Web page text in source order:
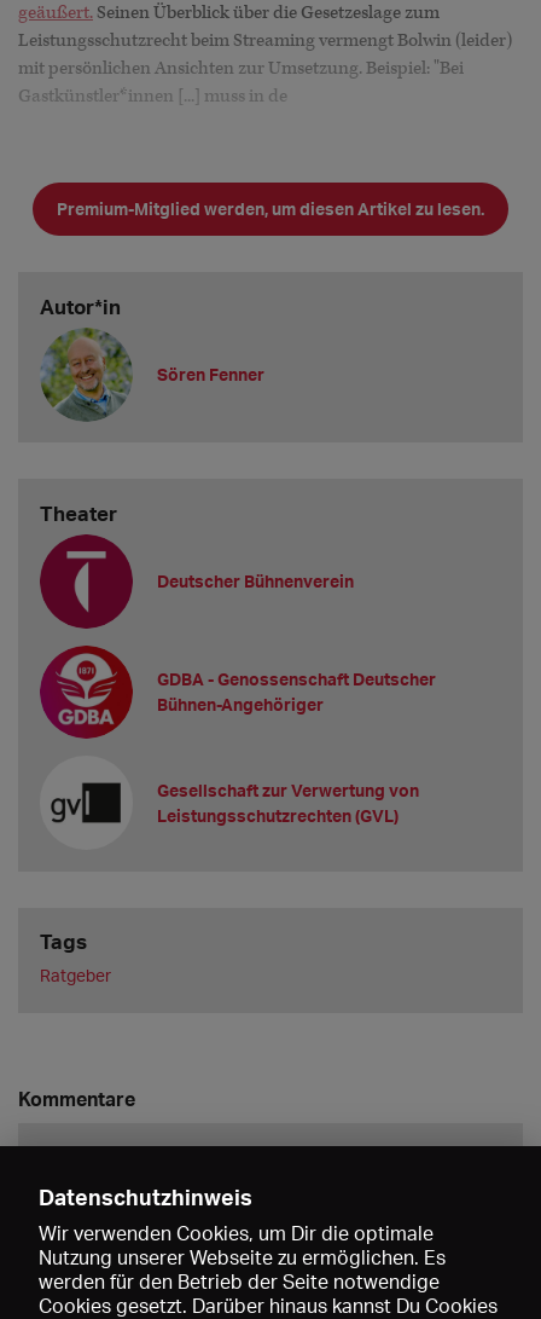
geäußert. Seinen Überblick über die Gesetzeslage zum
Leistungsschutzrecht beim Streaming vermengt Bolwin (leider)
mit persönlichen Ansichten zur Umsetzung. Beispiel: "Bei
Gastkünstler*innen [...] muss in de
Premium-Mitglied werden, um diesen Artikel zu lesen.
Autor*in
Sören Fenner
Theater
Deutscher Bühnenverein
GDBA - Genossenschaft Deutscher
Bühnen-Angehöriger
Gesellschaft zur Verwertung von
Leistungsschutzrechten (GVL)
Tags
Ratgeber
Kommentare
Speichern
Datenschutzhinweis
Wir verwenden Cookies, um Dir die optimale
Nutzung unserer Webseite zu ermöglichen. Es
werden für den Betrieb der Seite notwendige
Cookies gesetzt. Darüber hinaus kannst Du Cookies